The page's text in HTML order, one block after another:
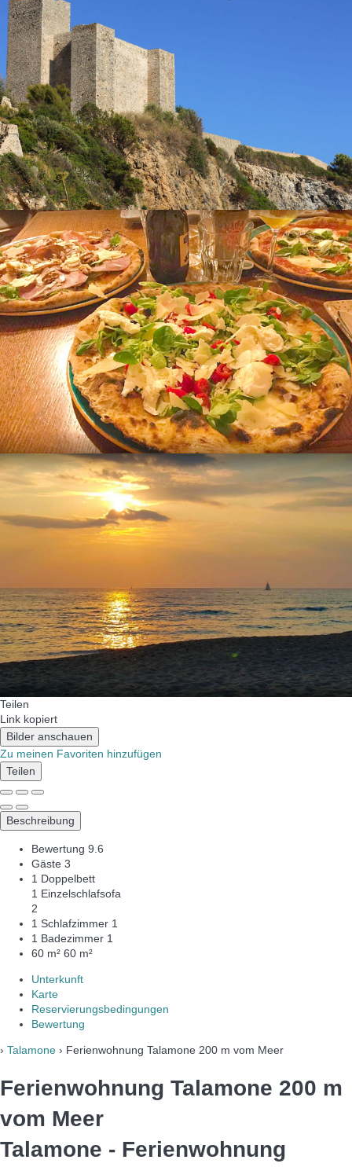
Teilen
Link kopiert
Bilder anschauen
Zu meinen Favoriten hinzufügen
Teilen
Beschreibung
Bewertung 9.6
Gäste 3
1 Doppelbett
1 Einzelschlafsofa
2
1 Schlafzimmer 1
1 Badezimmer 1
60 m² 60 m²
Unterkunft
Karte
Reservierungsbedingungen
Bewertung
› Talamone › Ferienwohnung Talamone 200 m vom Meer
Ferienwohnung Talamone 200 m
vom Meer
Talamone - Ferienwohnung